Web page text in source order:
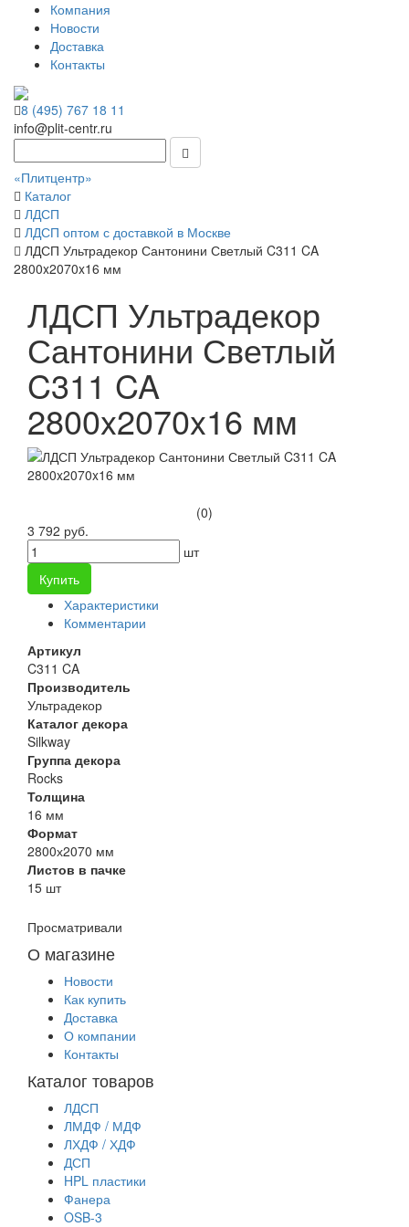
Компания
Новости
Доставка
Контакты
8 (495) 767 18 11
info@plit-centr.ru
«Плитцентр»
Каталог
ЛДСП
ЛДСП оптом с доставкой в Москве
ЛДСП Ультрадекор Сантонини Светлый C311 CA
2800x2070x16 мм
ЛДСП Ультрадекор
Сантонини Светлый
C311 CA
2800x2070x16 мм
(0)
3 792 руб.
шт
Купить
Характеристики
Комментарии
Артикул
C311 CA
Производитель
Ультрадекор
Каталог декора
Silkway
Группа декора
Rocks
Толщина
16 мм
Формат
2800х2070 мм
Листов в пачке
15 шт
Просматривали
О магазине
Новости
Как купить
Доставка
О компании
Контакты
Каталог товаров
ЛДСП
ЛМДФ / МДФ
ЛХДФ / ХДФ
ДСП
HPL пластики
Фанера
OSB-3